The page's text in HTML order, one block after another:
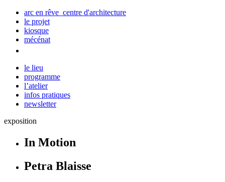
arc en rêve centre d'architecture
le projet
kiosque
mécénat
le lieu
programme
l’atelier
infos pratiques
newsletter
exposition
In Motion
Petra Blaisse